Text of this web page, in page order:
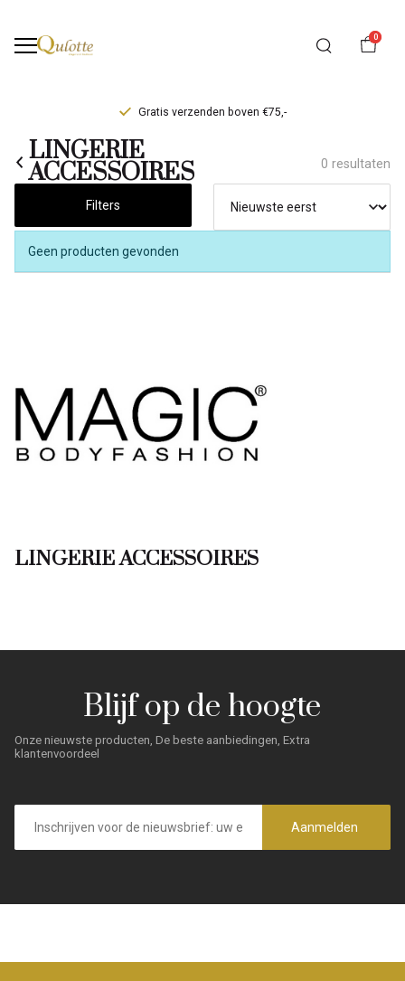
0
Gratis verzenden boven €75,-
LINGERIE
ACCESSOIRES
Qulotte
LINGERIE
ACCESSOIRES 0 resultaten
Filters
Geen producten gevonden
LINGERIE ACCESSOIRES
Blijf op de hoogte
Onze nieuwste producten, De beste aanbiedingen, Extra
klantenvoordeel
E-
mailadres
Aanmelden